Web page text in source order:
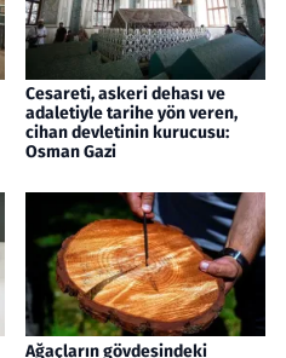
Cesareti, askeri dehası ve
adaletiyle tarihe yön veren,
cihan devletinin kurucusu:
Osman Gazi
Ağaçların gövdesindeki